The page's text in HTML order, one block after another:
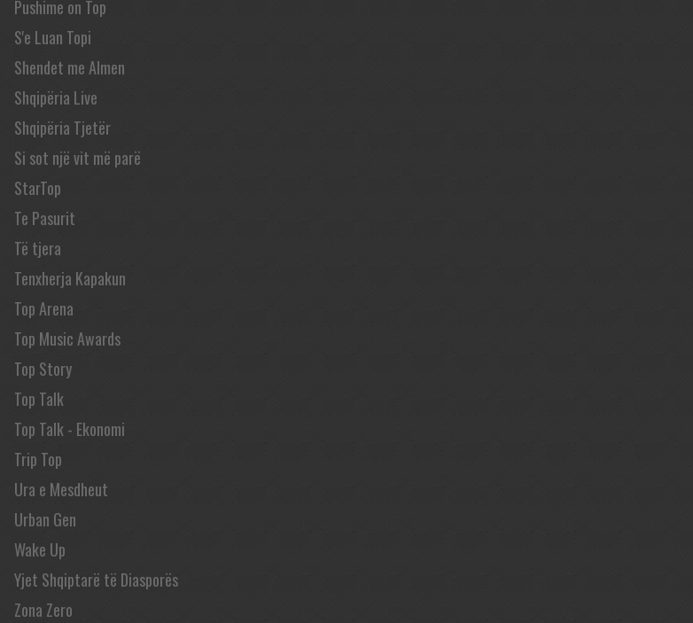
Pushime on Top
S'e Luan Topi
Shendet me Almen
Shqipëria Live
Shqipëria Tjetër
Si sot një vit më parë
StarTop
Te Pasurit
Të tjera
Tenxherja Kapakun
Top Arena
Top Music Awards
Top Story
Top Talk
Top Talk - Ekonomi
Trip Top
Ura e Mesdheut
Urban Gen
Wake Up
Yjet Shqiptarë të Diasporës
Zona Zero